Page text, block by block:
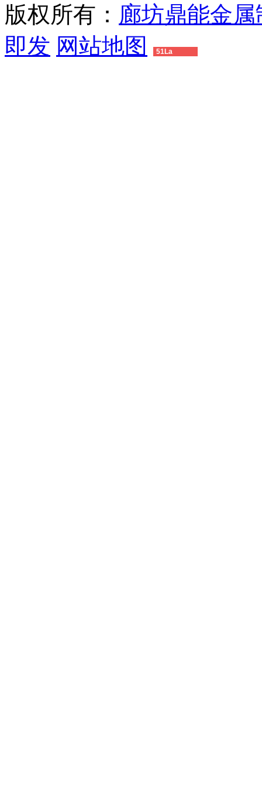
版权所有： 廊坊鼎能金
即发 网站地图 51La